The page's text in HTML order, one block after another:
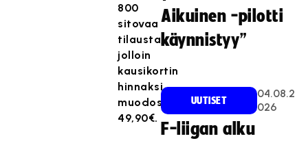
800
sitovaa
tilausta,
jolloin
kausikortin
hinnaksi
muodostuu
49,90€.
Aikuinen -pilotti
käynnistyy”
UUTISET
04.08.2
026
F-liigan alku